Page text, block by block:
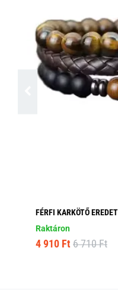
FÉRFI KARKÖTŐ
Raktáron
4 910 Ft 6 710 Ft